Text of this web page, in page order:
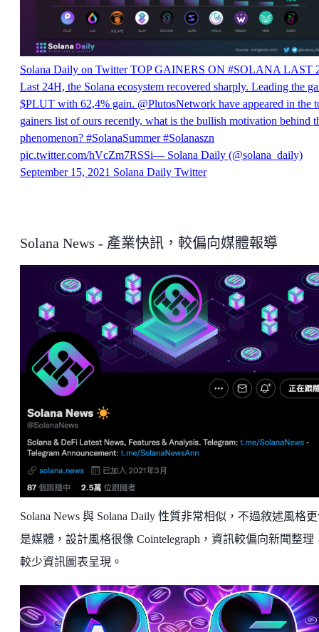
Solana Daily on Twitter TOP GAINERS ON #SOLANA LAST
Last 24H, the Solana ecosystem recovered sharply. Leading the
$PLUT with 62,4% gain. @PlutosNetwork have appeared in the
gainers list of ours recently, what is the bullish motivation behind
phenomenon? #SolanaSummer #Solanaszn
pic.twitter.com/hVcZm7RSSi— Solana Daily (@solana_daily)
September 15, 2021 Solana Daily Twitter
Solana News - 產業快訊，較偏向媒體報導
Solana News 與 Solana Daily 性質非常相似，不過敘述風格
是媒體，設計風格很像 Cointelegraph，資訊較偏向新聞整理
較少資訊圖表呈現。